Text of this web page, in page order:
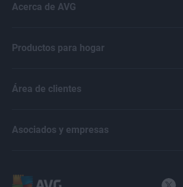
Acerca de AVG
Productos para hogar
Área de clientes
Asociados y empresas